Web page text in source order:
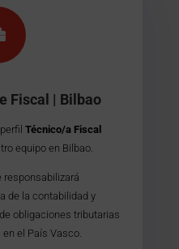
Fiscal | Bilbao
Técnico/a Fiscal
equipo en Bilbao.
responsabilizará
de la contabilidad y
obligaciones tributarias
el País Vasco.